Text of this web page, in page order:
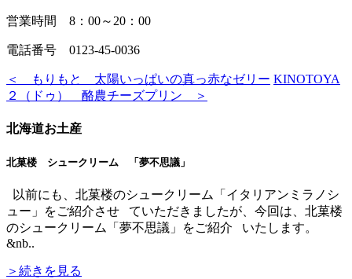
営業時間 8：00～20：00
電話番号 0123-45-0036
＜ もりもと 太陽いっぱいの真っ赤なゼリー KINOTOYA
２（ドゥ） 酪農チーズプリン ＞
北海道お土産
北菓楼 シュークリーム 「夢不思議」
以前にも、北菓楼のシュークリーム「イタリアンミラノシ
ュー」をご紹介させ ていただきましたが、今回は、北菓楼
のシュークリーム「夢不思議」をご紹介 いたします。
&nb..
＞続きを見る